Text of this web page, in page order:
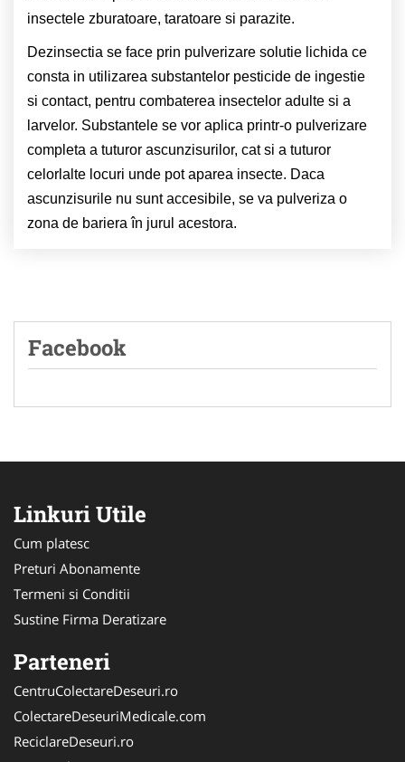
insectele zburatoare, taratoare si parazite.
Dezinsectia se face prin pulverizare solutie lichida ce
consta in utilizarea substantelor pesticide de ingestie
si contact, pentru combaterea insectelor adulte si a
larvelor. Substantele se vor aplica printr-o pulverizare
completa a tuturor ascunzisurilor, cat si a tuturor
celorlalte locuri unde pot aparea insecte. Daca
ascunzisurile nu sunt accesibile, se va pulveriza o
zona de bariera în jurul acestora.
Facebook
Linkuri Utile
Cum platesc
Preturi Abonamente
Termeni si Conditii
Sustine Firma Deratizare
Parteneri
CentruColectareDeseuri.ro
ColectareDeseuriMedicale.com
ReciclareDeseuri.ro